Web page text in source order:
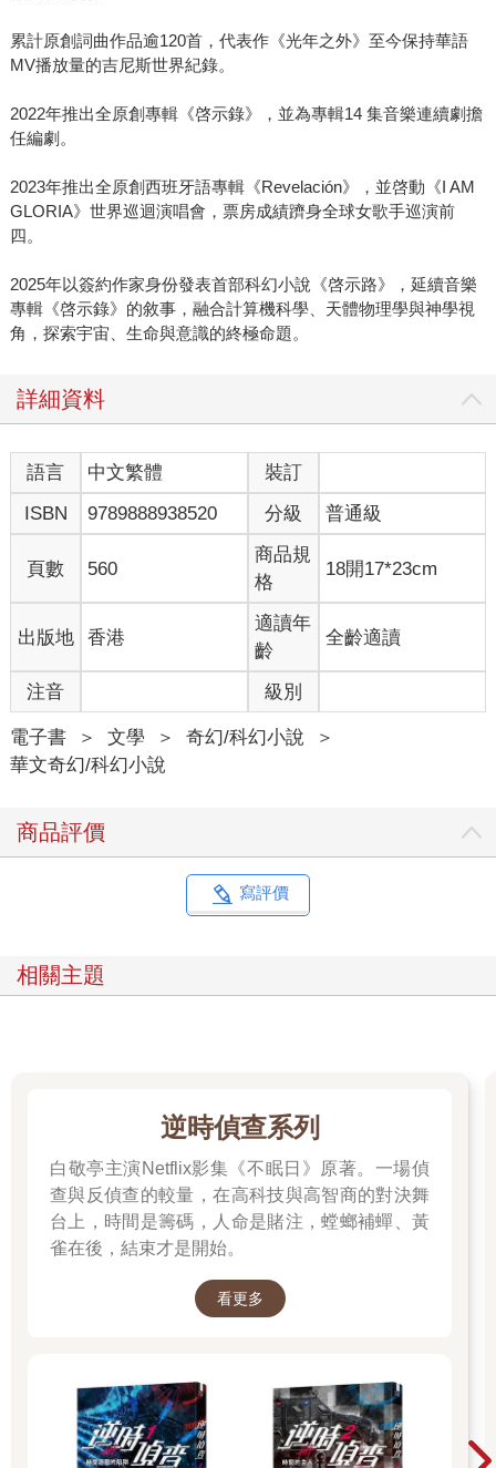
累計原創詞曲作品逾120首，代表作《光年之外》至今保持華語
MV播放量的吉尼斯世界紀錄。
2022年推出全原創專輯《啓示錄》，並為專輯14 集音樂連續劇擔
任編劇。
2023年推出全原創西班牙語專輯《Revelación》，並啓動《I AM
GLORIA》世界巡迴演唱會，票房成績躋身全球女歌手巡演前
四。
2025年以簽約作家身份發表首部科幻小說《啓示路》，延續音樂
專輯《啓示錄》的敘事，融合計算機科學、天體物理學與神學視
角，探索宇宙、生命與意識的終極命題。
詳細資料
語言 中文繁體
裝訂
ISBN
9789888938520 分級 普通級
頁數 560
商品規
格
18開17*23cm
出版地 香港
適讀年
齡
全齡適讀
注音 級別
電子書 ＞ 文學 ＞ 奇幻/科幻小說
＞
華文奇幻/科幻小說
商品評價
寫評價
相關主題
逆時偵查系列
白敬亭主演Netflix影集《不眠日》原著。一場偵
查與反偵查的較量，在高科技與高智商的對決舞
台上，時間是籌碼，人命是賭注，螳螂補蟬、黃
雀在後，結束才是開始。
看更多